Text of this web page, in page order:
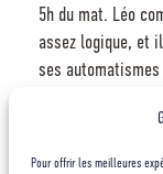
Pour offrir les meilleures
5h du mat. Léo
assez logique, et
ses
pilier et franchi
splendide et le